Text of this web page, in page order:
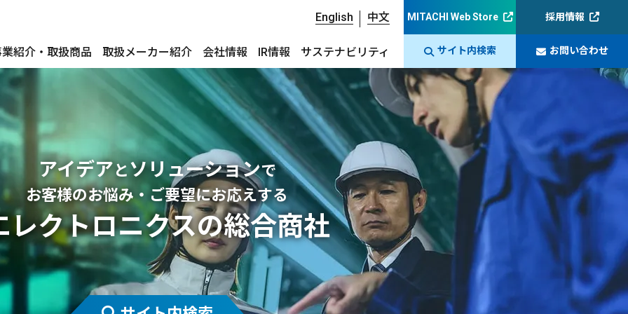
English 中文
紹介・取扱商品 取扱メーカー紹介 会社情報 IR情報 サステナビリティ
MITACHI Web Store 採用情報
サイト内検索 お問い合わせ
アイデア と ソリューションで
お客様のお悩み・ご要望にお応えする
レクトロニクスの総合商社